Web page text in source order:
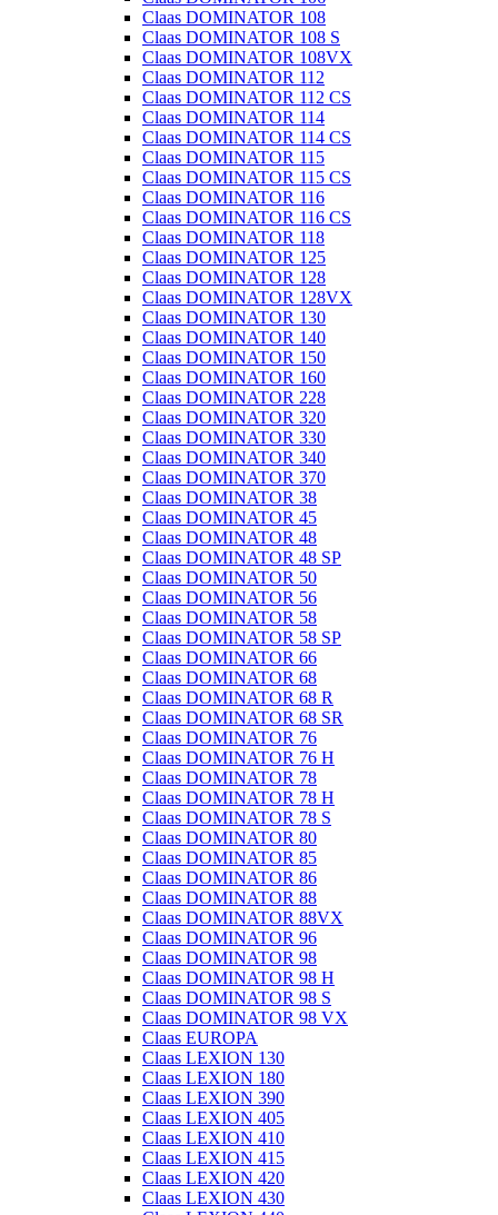
Claas DOMINATOR 108
Claas DOMINATOR 108 S
Claas DOMINATOR 108VX
Claas DOMINATOR 112
Claas DOMINATOR 112 CS
Claas DOMINATOR 114
Claas DOMINATOR 114 CS
Claas DOMINATOR 115
Claas DOMINATOR 115 CS
Claas DOMINATOR 116
Claas DOMINATOR 116 CS
Claas DOMINATOR 118
Claas DOMINATOR 125
Claas DOMINATOR 128
Claas DOMINATOR 128VX
Claas DOMINATOR 130
Claas DOMINATOR 140
Claas DOMINATOR 150
Claas DOMINATOR 160
Claas DOMINATOR 228
Claas DOMINATOR 320
Claas DOMINATOR 330
Claas DOMINATOR 340
Claas DOMINATOR 370
Claas DOMINATOR 38
Claas DOMINATOR 45
Claas DOMINATOR 48
Claas DOMINATOR 48 SP
Claas DOMINATOR 50
Claas DOMINATOR 56
Claas DOMINATOR 58
Claas DOMINATOR 58 SP
Claas DOMINATOR 66
Claas DOMINATOR 68
Claas DOMINATOR 68 R
Claas DOMINATOR 68 SR
Claas DOMINATOR 76
Claas DOMINATOR 76 H
Claas DOMINATOR 78
Claas DOMINATOR 78 H
Claas DOMINATOR 78 S
Claas DOMINATOR 80
Claas DOMINATOR 85
Claas DOMINATOR 86
Claas DOMINATOR 88
Claas DOMINATOR 88VX
Claas DOMINATOR 96
Claas DOMINATOR 98
Claas DOMINATOR 98 H
Claas DOMINATOR 98 S
Claas DOMINATOR 98 VX
Claas EUROPA
Claas LEXION 130
Claas LEXION 180
Claas LEXION 390
Claas LEXION 405
Claas LEXION 410
Claas LEXION 415
Claas LEXION 420
Claas LEXION 430